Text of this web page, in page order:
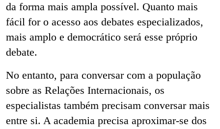
da forma mais ampla possível. Quanto mais
fácil for o acesso aos debates especializados,
mais amplo e democrático será esse próprio
debate.
No entanto, para conversar com a população
sobre as Relações Internacionais, os
especialistas também precisam conversar mais
entre si. A academia precisa aproximar-se dos